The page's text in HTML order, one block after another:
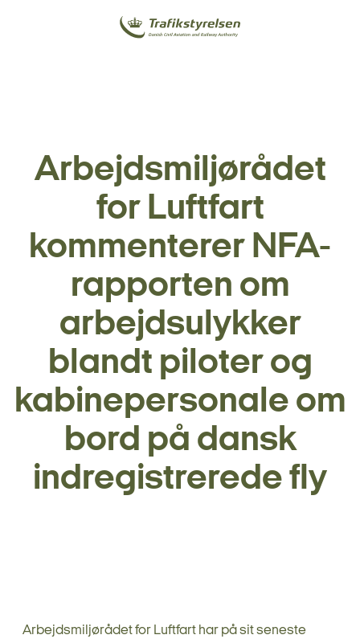
Arbejdsmiljørådet
for Luftfart
kommenterer NFA-
rapporten om
arbejdsulykker
blandt piloter og
kabinepersonale om
bord på dansk
indregistrerede fly
Arbejdsmiljørådet for Luftfart har på sit seneste